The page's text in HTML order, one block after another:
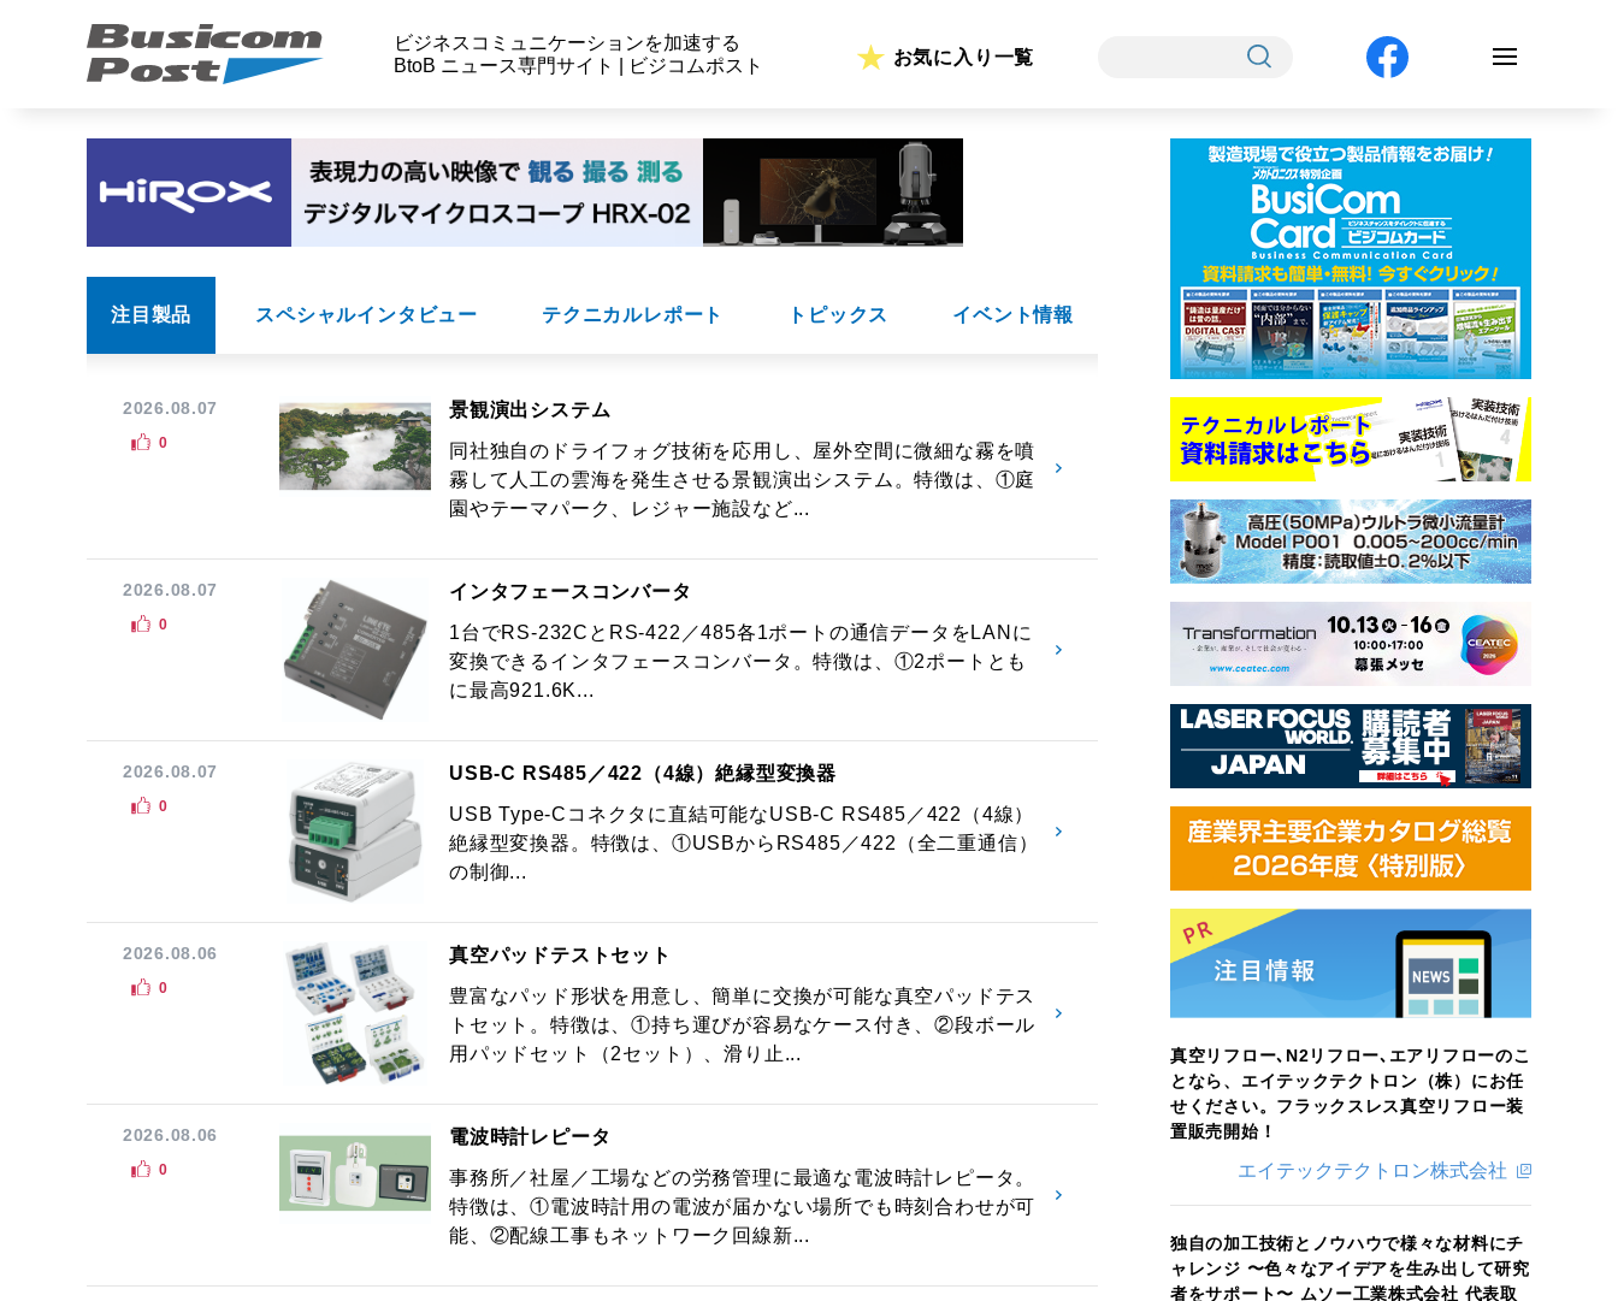
ビジネスコミュニケーションを加速する
BtoB ニュース専門サイト | ビジコムポスト
お気に入り一覧
注目製品 スペシャルインタビュー テクニカルレポート トピックス イベント情報
2026.08.07
景観演出システム
同社独自のドライフォグ技術を応用し、屋外空間に微細な霧を噴
霧して人工の雲海を発生させる景観演出システム。特徴は、①庭
園やテーマパーク、レジャー施設など...
0
2026.08.07
インタフェースコンバータ
1台でRS-232CとRS-422／485各1ポートの通信データをLANに
変換できるインタフェースコンバータ。特徴は、①2ポートとも
に最高921.6K...
0
2026.08.07
USB-C RS485／422（4線）絶縁型変換器
USB Type-Cコネクタに直結可能なUSB-C RS485／422（4線）
絶縁型変換器。特徴は、①USBからRS485／422（全二重通信）
の制御...
0
2026.08.06
真空パッドテストセット
豊富なパッド形状を用意し、簡単に交換が可能な真空パッドテス
トセット。特徴は、①持ち運びが容易なケース付き、②段ボール
用パッドセット（2セット）、滑り止...
0
2026.08.06
電波時計レピータ
事務所／社屋／工場などの労務管理に最適な電波時計レピータ。
特徴は、①電波時計用の電波が届かない場所でも時刻合わせが可
能、②配線工事もネットワーク回線新...
0
真空リフロー､N2リフロー､エアリフローのこ
となら、エイテックテクトロン（株）にお任
せください。フラックスレス真空リフロー装
置販売開始！
エイテックテクトロン株式会社
独自の加工技術とノウハウで様々な材料にチ
ャレンジ 〜色々なアイデアを生み出して研究
者をサポート〜 ムソー工業株式会社 代表取